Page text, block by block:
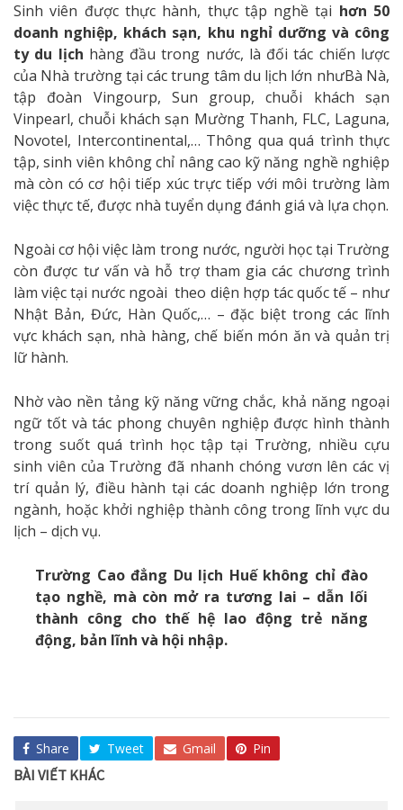
Sinh viên được thực hành, thực tập nghề tại hơn 50
doanh nghiệp, khách sạn, khu nghỉ dưỡng và công
ty du lịch hàng đầu trong nước, là đối tác chiến lược
của Nhà trường tại các trung tâm du lịch lớn nhưBà Nà,
tập đoàn Vingourp, Sun group, chuỗi khách sạn
Vinpearl, chuỗi khách sạn Mường Thanh, FLC, Laguna,
Novotel, Intercontinental,… Thông qua quá trình thực
tập, sinh viên không chỉ nâng cao kỹ năng nghề nghiệp
mà còn có cơ hội tiếp xúc trực tiếp với môi trường làm
việc thực tế, được nhà tuyển dụng đánh giá và lựa chọn.
Ngoài cơ hội việc làm trong nước, người học tại Trường
còn được tư vấn và hỗ trợ tham gia các chương trình
làm việc tại nước ngoài theo diện hợp tác quốc tế – như
Nhật Bản, Đức, Hàn Quốc,… – đặc biệt trong các lĩnh
vực khách sạn, nhà hàng, chế biến món ăn và quản trị
lữ hành.
Nhờ vào nền tảng kỹ năng vững chắc, khả năng ngoại
ngữ tốt và tác phong chuyên nghiệp được hình thành
trong suốt quá trình học tập tại Trường, nhiều cựu
sinh viên của Trường đã nhanh chóng vươn lên các vị
trí quản lý, điều hành tại các doanh nghiệp lớn trong
ngành, hoặc khởi nghiệp thành công trong lĩnh vực du
lịch – dịch vụ.
Trường Cao đẳng Du lịch Huế không chỉ đào
tạo nghề, mà còn mở ra tương lai – dẫn lối
thành công cho thế hệ lao động trẻ năng
động, bản lĩnh và hội nhập.
Share Tweet Gmail Pin
BÀI VIẾT KHÁC